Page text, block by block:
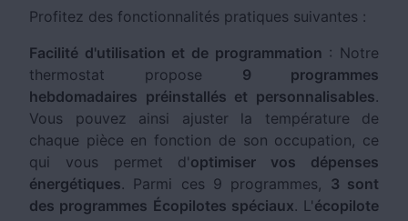
Profitez des fonctionnalités pratiques suivantes :
Facilité d'utilisation et de programmation : Notre
thermostat propose 9 programmes
hebdomadaires préinstallés et personnalisables.
Vous pouvez ainsi ajuster la température de
chaque pièce en fonction de son occupation, ce
qui vous permet d'optimiser vos dépenses
énergétiques. Parmi ces 9 programmes, 3 sont
des programmes Écopilotes spéciaux. L'écopilote